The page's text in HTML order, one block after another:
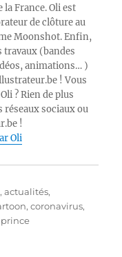
la France. Oli est
de clôture au
Moonshot. Enfin,
travaux (bandes
animations… )
! Vous
? Rien de plus
réseaux sociaux ou
!
Oli
actualités,
,coronavirus,
prince